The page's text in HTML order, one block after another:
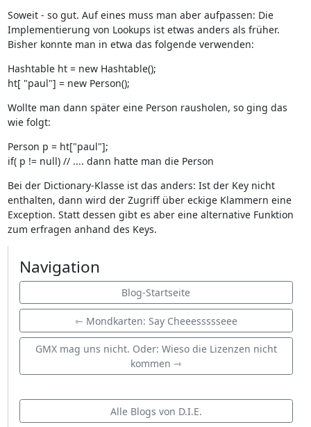
Soweit - so gut. Auf eines muss man aber aufpassen: Die
Implementierung von Lookups ist etwas anders als früher.
Bisher konnte man in etwa das folgende verwenden:
Hashtable ht = new Hashtable();
ht[ "paul"] = new Person();
Wollte man dann später eine Person rausholen, so ging das
wie folgt:
Person p = ht["paul"];
if( p != null) // .... dann hatte man die Person
Bei der Dictionary-Klasse ist das anders: Ist der Key nicht
enthalten, dann wird der Zugriff über eckige Klammern eine
Exception. Statt dessen gibt es aber eine alternative Funktion
zum erfragen anhand des Keys.
Navigation
Blog-Startseite
⇽ Mondkarten: Say Cheeessssseee
GMX mag uns nicht. Oder: Wieso die Lizenzen nicht
kommen ⇾
Alle Blogs von D.I.E.